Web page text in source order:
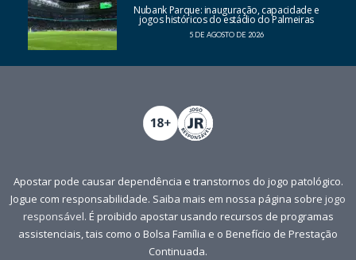
Nubank Parque: inauguração, capacidade e
jogos históricos do estádio do Palmeiras
5 DE AGOSTO DE 2026
Apostar pode causar dependência e transtornos do jogo patológico.
Jogue com responsabilidade. Saiba mais em nossa página sobre jogo
responsável. É proibido apostar usando recursos de programas
assistenciais, tais como o Bolsa Família e o Benefício de Prestação
Continuada.